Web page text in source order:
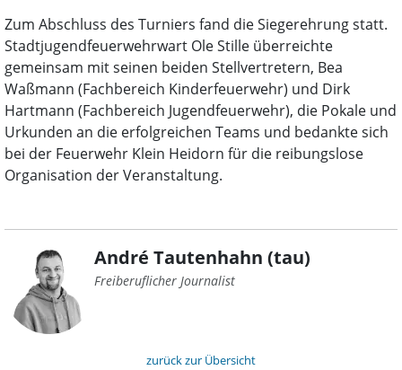
Zum Abschluss des Turniers fand die Siegerehrung statt.
Stadtjugendfeuerwehrwart Ole Stille überreichte
gemeinsam mit seinen beiden Stellvertretern, Bea
Waßmann (Fachbereich Kinderfeuerwehr) und Dirk
Hartmann (Fachbereich Jugendfeuerwehr), die Pokale und
Urkunden an die erfolgreichen Teams und bedankte sich
bei der Feuerwehr Klein Heidorn für die reibungslose
Organisation der Veranstaltung.
André Tautenhahn (tau)
Freiberuflicher Journalist
zurück zur Übersicht